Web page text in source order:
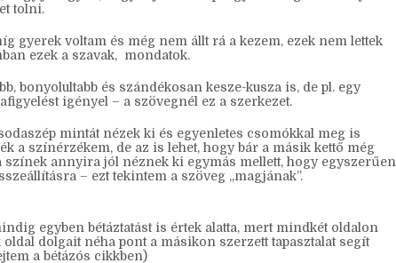
Nem túl bonyolult elkészíteni őket, van négy csomófajta
lehet csinálni ezzel a négy csomóval. De egy karkötőnek
jó legyen, hogy teljesen szép legyen a végeredmény. És
gyerek voltam és még nem állt rá a kezem, ezek nem lettek
bonyolultabb és szándékosan kesze-kusza is, de pl. egy
igényel – a szövegnél ez a szerkezet.
annyira jól néznek ki egymás mellett, hogy egyszerűen
– ezt tekintem a szöveg „magjának”.